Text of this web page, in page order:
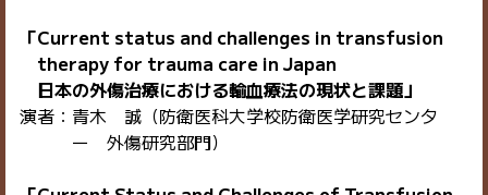
「Current status and challenges in transfusion
therapy for trauma care in Japan
日本の外傷治療における輸血療法の現状と課題」
演者：青木 誠（防衛医科大学校防衛医学研究センタ
ー 外傷研究部門）